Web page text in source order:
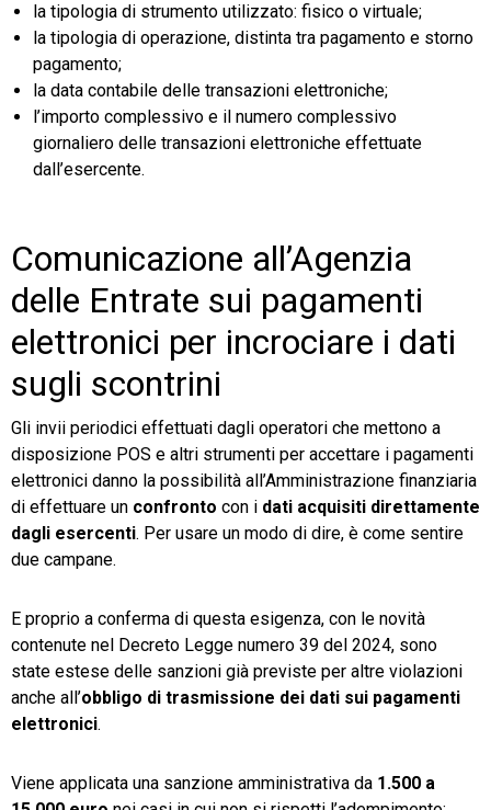
la tipologia di strumento utilizzato: fisico o virtuale;
la tipologia di operazione, distinta tra pagamento e storno
pagamento;
la data contabile delle transazioni elettroniche;
l’importo complessivo e il numero complessivo
giornaliero delle transazioni elettroniche effettuate
dall’esercente.
Comunicazione all’Agenzia
delle Entrate sui pagamenti
elettronici per incrociare i dati
sugli scontrini
Gli invii periodici effettuati dagli operatori che mettono a
disposizione POS e altri strumenti per accettare i pagamenti
elettronici danno la possibilità all’Amministrazione finanziaria
di effettuare un confronto con i dati acquisiti direttamente
dagli esercenti. Per usare un modo di dire, è come sentire
due campane.
E proprio a conferma di questa esigenza, con le novità
contenute nel Decreto Legge numero 39 del 2024, sono
state estese delle sanzioni già previste per altre violazioni
anche all’obbligo di trasmissione dei dati sui pagamenti
elettronici.
Viene applicata una sanzione amministrativa da 1.500 a